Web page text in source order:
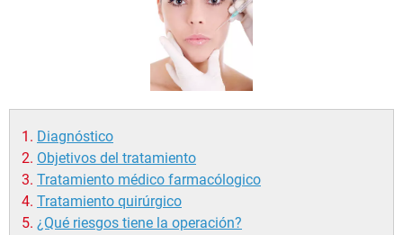
Diagnóstico
Objetivos del tratamiento
Tratamiento médico farmacólogico
Tratamiento quirúrgico
¿Qué riesgos tiene la operación?